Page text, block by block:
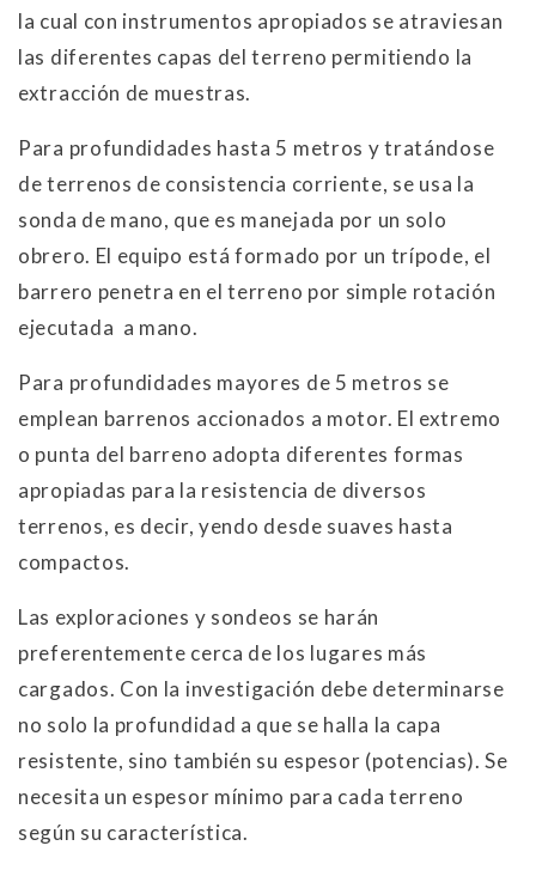
la cual con instrumentos apropiados se atraviesan
las diferentes capas del terreno permitiendo la
extracción de muestras.
Para profundidades hasta 5 metros y tratándose
de terrenos de consistencia corriente, se usa la
sonda de mano, que es manejada por un solo
obrero. El equipo está formado por un trípode, el
barrero penetra en el terreno por simple rotación
ejecutada a mano.
Para profundidades mayores de 5 metros se
emplean barrenos accionados a motor. El extremo
o punta del barreno adopta diferentes formas
apropiadas para la resistencia de diversos
terrenos, es decir, yendo desde suaves hasta
compactos.
Las exploraciones y sondeos se harán
preferentemente cerca de los lugares más
cargados. Con la investigación debe determinarse
no solo la profundidad a que se halla la capa
resistente, sino también su espesor (potencias). Se
necesita un espesor mínimo para cada terreno
según su característica.